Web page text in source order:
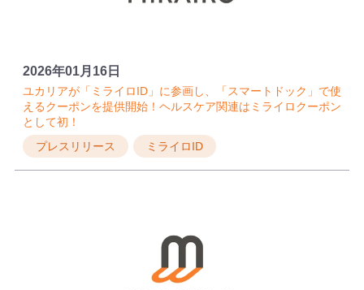
プレスリリース ミライロID
ユカリアが「ミライロID」に参画し、「スマートドック」で使
えるクーポンを提供開始！ヘルスケア関連はミライロクーポン
として初！
2026年01月16日